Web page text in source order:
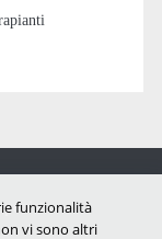
funzionalità
vi sono altri